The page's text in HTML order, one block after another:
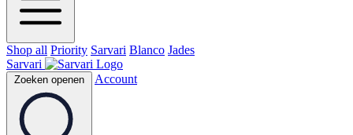
Shop all Priority Sarvari Blanco Jades
Sarvari
Zoeken openen Account